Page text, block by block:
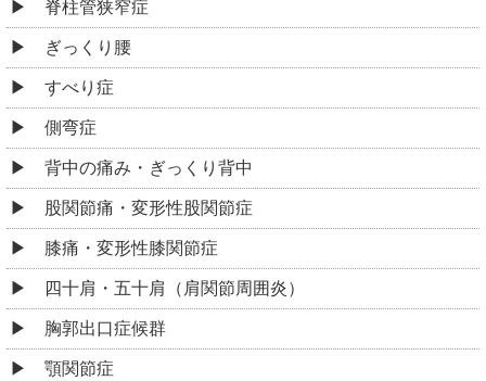
脊柱管狭窄症
ぎっくり腰
すべり症
側弯症
背中の痛み・ぎっくり背中
股関節痛・変形性股関節症
膝痛・変形性膝関節症
四十肩・五十肩（肩関節周囲炎）
胸郭出口症候群
顎関節症